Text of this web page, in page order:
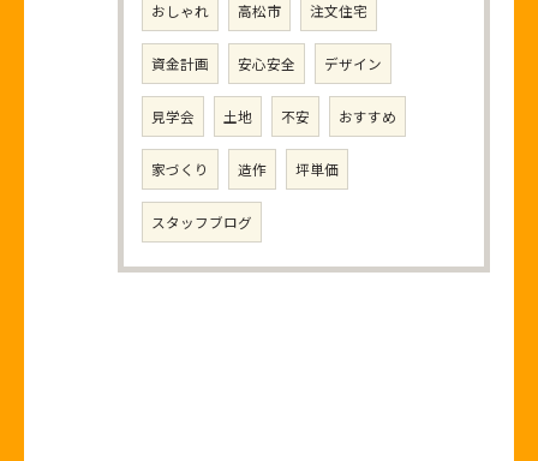
おしゃれ 高松市 注文住宅
資金計画 安心安全 デザイン
見学会 土地 不安 おすすめ
家づくり 造作 坪単価
スタッフブログ